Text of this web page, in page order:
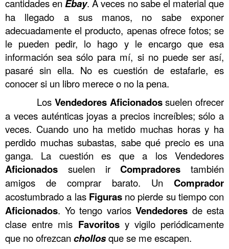
cantidades en Ebay. A veces no sabe el material que
ha llegado a sus manos, no sabe exponer
adecuadamente el producto, apenas ofrece fotos; se
le pueden pedir, lo hago y le encargo que esa
información sea sólo para mí, si no puede ser así,
pasaré sin ella. No es cuestión de estafarle, es
conocer si un libro merece o no la pena.
Los Vendedores Aficionadossuelen ofrecer
a veces auténticas joyas a precios increíbles; sólo a
veces. Cuando uno ha metido muchas horas y ha
perdido muchas subastas, sabe qué precio es una
ganga. La cuestión es que a los Vendedores
Aficionados suelen irCompradores también
amigos de comprar barato. Un Comprador
acostumbrado a las Figurasno pierde su tiempo con
Aficionados. Yo tengo varios Vendedores de esta
clase entre mis Favoritosy vigilo periódicamente
que no ofrezcan chollosque se me escapen.